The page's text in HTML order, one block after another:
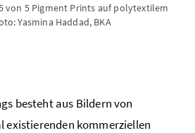
von 5 Pigment Prints auf polytextilem
Yasmina Haddad, BKA
besteht aus Bildern von
existierenden kommerziellen